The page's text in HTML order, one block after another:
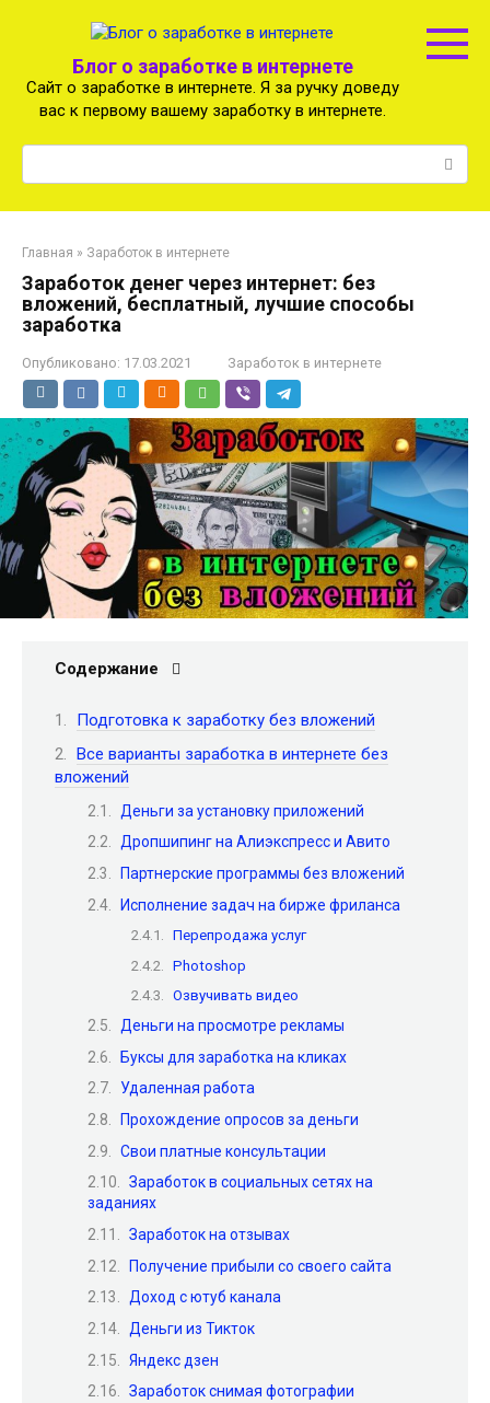
Блог о заработке в интернете
Сайт о заработке в интернете. Я за ручку доведу
вас к первому вашему заработку в интернете.
Главная » Заработок в интернете
Заработок денег через интернет: без
вложений, бесплатный, лучшие способы
заработка
Опубликовано: 17.03.2021 Заработок в интернете
Содержание
Подготовка к заработку без вложений
Все варианты заработка в интернете без
вложений
Деньги за установку приложений
Дропшипинг на Алиэкспресс и Авито
Партнерские программы без вложений
Исполнение задач на бирже фриланса
Перепродажа услуг
Photoshop
Озвучивать видео
Деньги на просмотре рекламы
Буксы для заработка на кликах
Удаленная работа
Прохождение опросов за деньги
Свои платные консультации
Заработок в социальных сетях на
заданиях
Заработок на отзывах
Получение прибыли со своего сайта
Доход с ютуб канала
Деньги из Тикток
Яндекс дзен
Заработок снимая фотографии